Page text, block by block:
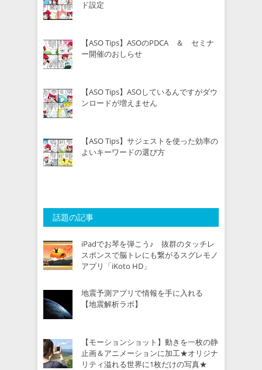
ド設定
【ASO Tips】ASOのPDCA ＆ セミナ
ー開催のおしらせ
【ASO Tips】ASOしているんですがダウ
ンロードが増えません
【ASO Tips】サジェストを使った効率の
よいキーワードの選び方
話題の記事
iPadでお琴を弾こう♪ 抜群のタッチレ
スポンスで脳トレにも繋がるスグレモノ
アプリ「iKoto HD」
地震予測アプリで情報を手に入れる
【地震解析ラボ】
【モーションショット】動きを一枚の静
止画＆アニメーションに加工★オリジナ
リティ溢れる世界に1枚だけの写真★